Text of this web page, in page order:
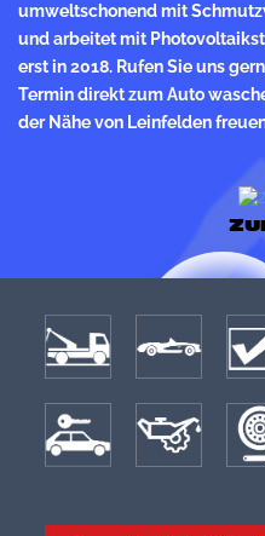
umweltschonend mit
und arbeitet mit
erst in 2018. Rufen Sie uns
Termin direkt zum Auto
der Nähe von Leinfelden